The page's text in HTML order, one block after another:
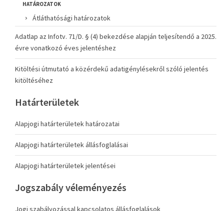
HATÁROZATOK
Átláthatósági határozatok
Adatlap az Infotv. 71/D. § (4) bekezdése alapján teljesítendő a 2025.
évre vonatkozó éves jelentéshez
Kitöltési útmutató a közérdekű adatigénylésekről szóló jelentés
kitöltéséhez
Határterületek
Alapjogi határterületek határozatai
Alapjogi határterületek állásfoglalásai
Alapjogi határterületek jelentései
Jogszabály véleményezés
Jogi szabályozással kapcsolatos állásfoglalások